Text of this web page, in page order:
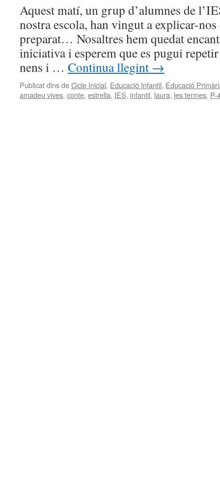
Aquest matí, un grup d’alumnes de
nostra escola, han vingut a explicar-
preparat… Nosaltres hem quedat
iniciativa i esperem que es pugui
nens i … Continua llegint →
Publicat dins deCicle Inicial, Educació Infantil, Educació
amadeu vives, conte, estrella, IES, infantil, laura, les termes, P-